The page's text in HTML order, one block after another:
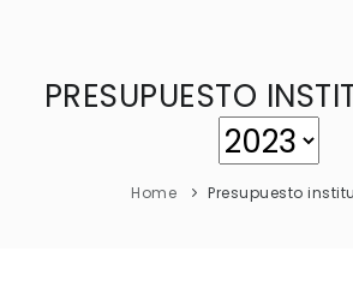
RESEÑA HISTÓRICA
GAD
GESTIÓN Y PRESUPUESTO
PRESUPUESTO
Home Presupuesto